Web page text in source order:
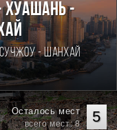
Хуашань -
- Шанхай
5
Осталось мест
всего мест: 8